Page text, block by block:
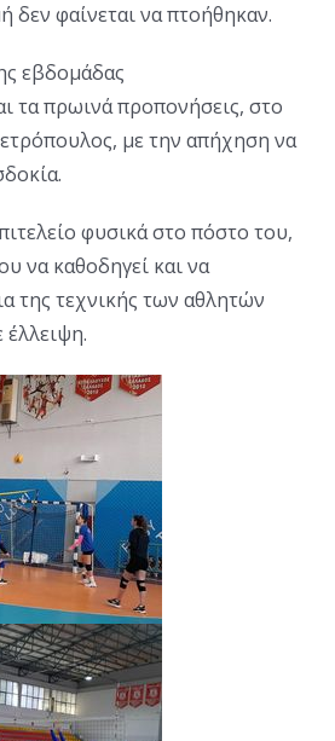
δεν φαίνεται να πτοήθηκαν.
εβδομάδας
τα πρωινά προπονήσεις, στο
με την απήχηση να
φυσικά στο πόστο του,
να καθοδηγεί και να
της τεχνικής των αθλητών